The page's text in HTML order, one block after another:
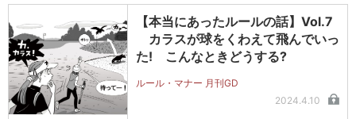
【本当にあったルールの話】Vol.7
カラスが球をくわえて飛んでいっ
た! こんなときどうする?
ルール・マナー 月刊GD
2024.4.10